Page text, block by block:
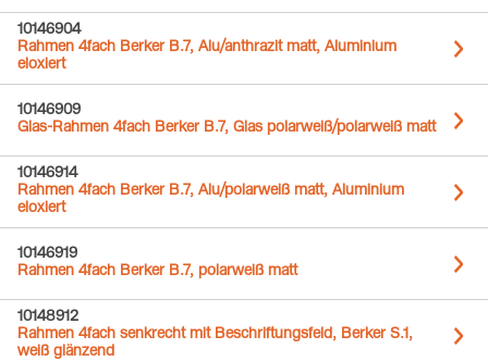
10146904
Rahmen 4fach Berker B.7, Alu/anthrazit matt, Aluminium
eloxiert
10146909
Glas-Rahmen 4fach Berker B.7, Glas polarweiß/polarweiß matt
10146914
Rahmen 4fach Berker B.7, Alu/polarweiß matt, Aluminium
eloxiert
10146919
Rahmen 4fach Berker B.7, polarweiß matt
10148912
Rahmen 4fach senkrecht mit Beschriftungsfeld, Berker S.1,
weiß glänzend